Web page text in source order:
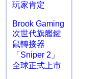
玩家肯定
Brook Gaming
次世代旗艦鍵
鼠轉接器
「Sniper 2」
全球正式上市